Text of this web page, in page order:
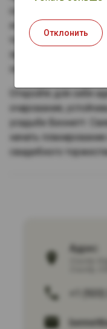
команда
тому, чтобы каждая
продумана,
погрузиться в
Откройте для себя
очарования,
усадьбе Беннетт.
начать
свадебного
Адрес:
Отклонить